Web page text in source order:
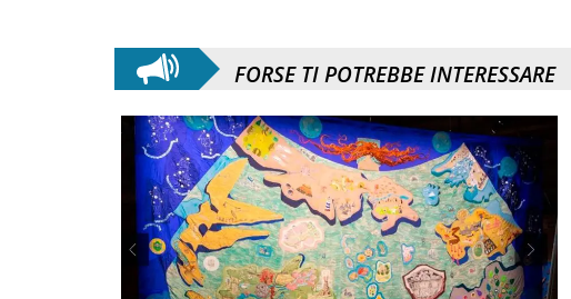
FORSE TI POTREBBE INTERESSARE